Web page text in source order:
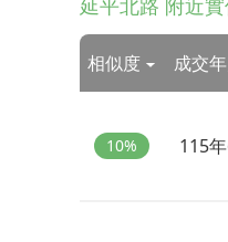
相似度 成交
10% 115